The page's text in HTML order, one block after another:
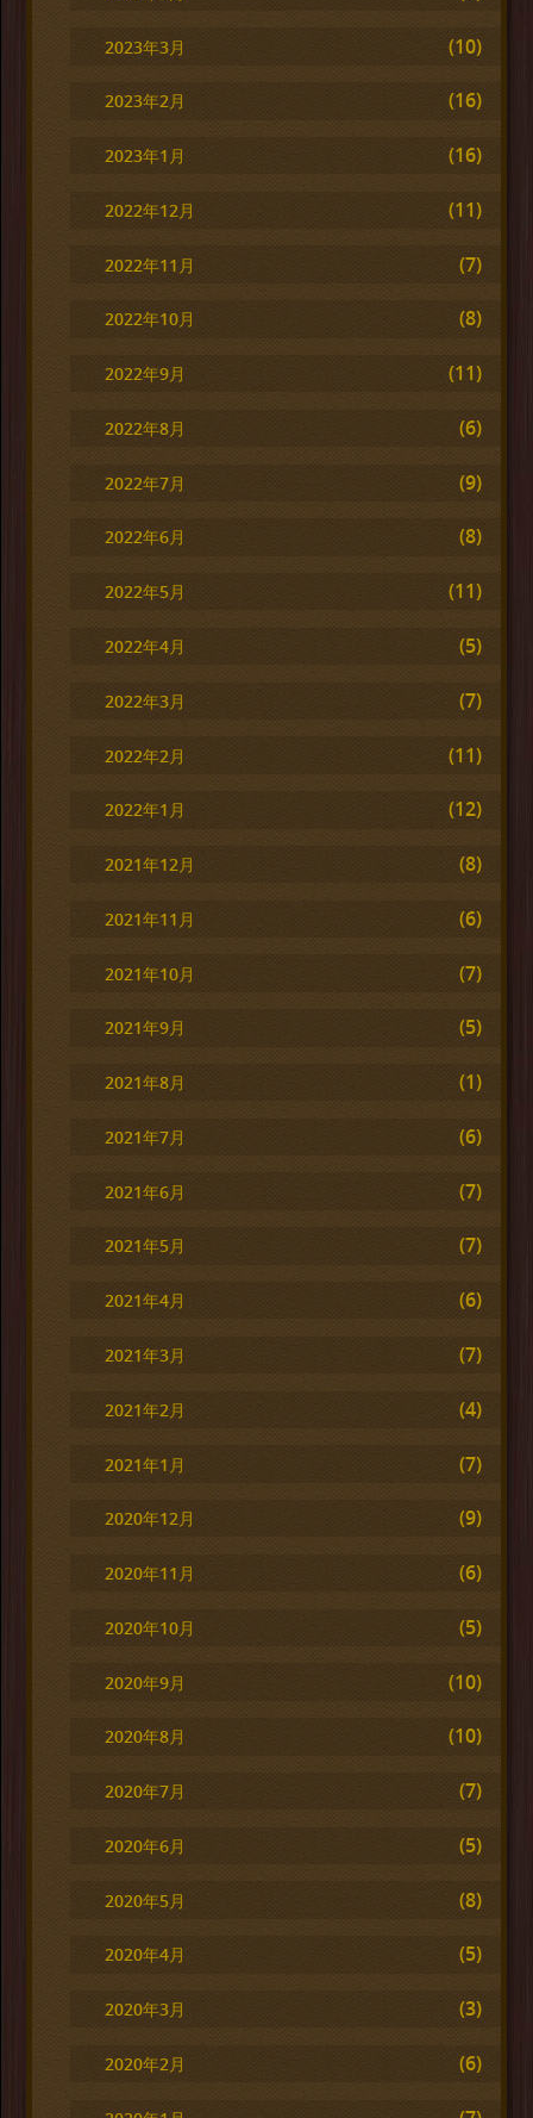
2023年3月 (10)
2023年2月 (16)
2023年1月 (16)
2022年12月 (11)
2022年11月 (7)
2022年10月 (8)
2022年9月 (11)
2022年8月 (6)
2022年7月 (9)
2022年6月 (8)
2022年5月 (11)
2022年4月 (5)
2022年3月 (7)
2022年2月 (11)
2022年1月 (12)
2021年12月 (8)
2021年11月 (6)
2021年10月 (7)
2021年9月 (5)
2021年8月 (1)
2021年7月 (6)
2021年6月 (7)
2021年5月 (7)
2021年4月 (6)
2021年3月 (7)
2021年2月 (4)
2021年1月 (7)
2020年12月 (9)
2020年11月 (6)
2020年10月 (5)
2020年9月 (10)
2020年8月 (10)
2020年7月 (7)
2020年6月 (5)
2020年5月 (8)
2020年4月 (5)
2020年3月 (3)
2020年2月 (6)